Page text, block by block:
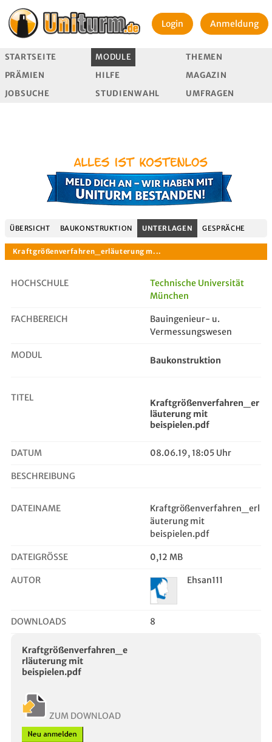
Login Anmeldung
STARTSEITE MODULE
THEMEN
PRÄMIEN
HILFE
MAGAZIN
JOBSUCHE
STUDIENWAHL UMFRAGEN
ÜBERSICHT BAUKONSTRUKTION UNTERLAGEN GESPRÄCHE
Kraftgrößenverfahren_erläuterung m...
HOCHSCHULE
Technische Universität
München
FACHBEREICH
Bauingenieur- u.
Vermessungswesen
MODUL Baukonstruktion
TITEL
Kraftgrößenverfahren_er
läuterung mit
beispielen.pdf
DATUM 08.06.19, 18:05 Uhr
BESCHREIBUNG
DATEINAME
Kraftgrößenverfahren_erl
äuterung mit
beispielen.pdf
DATEIGRÖSSE 0,12 MB
AUTOR Ehsan111
DOWNLOADS 8
Kraftgrößenverfahren_e
rläuterung mit
beispielen.pdf
ZUM DOWNLOAD